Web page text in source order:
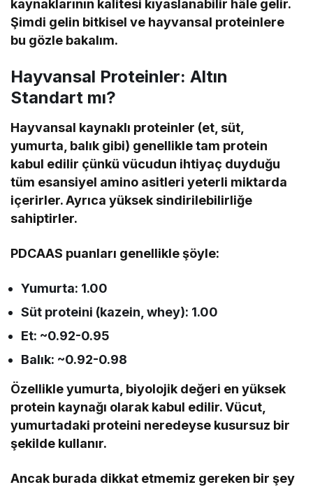
kaynaklarının kalitesi kıyaslanabilir hâle gelir.
Şimdi gelin bitkisel ve hayvansal proteinlere
bu gözle bakalım.
Hayvansal Proteinler: Altın
Standart mı?
Hayvansal kaynaklı proteinler (et, süt,
yumurta, balık gibi) genellikle tam protein
kabul edilir çünkü vücudun ihtiyaç duyduğu
tüm esansiyel amino asitleri yeterli miktarda
içerirler. Ayrıca yüksek sindirilebilirliğe
sahiptirler.
PDCAAS puanları genellikle şöyle:
Yumurta: 1.00
Süt proteini (kazein, whey): 1.00
Et: ~0.92-0.95
Balık: ~0.92-0.98
Özellikle yumurta, biyolojik değeri en yüksek
protein kaynağı olarak kabul edilir. Vücut,
yumurtadaki proteini neredeyse kusursuz bir
şekilde kullanır.
Ancak burada dikkat etmemiz gereken bir şey